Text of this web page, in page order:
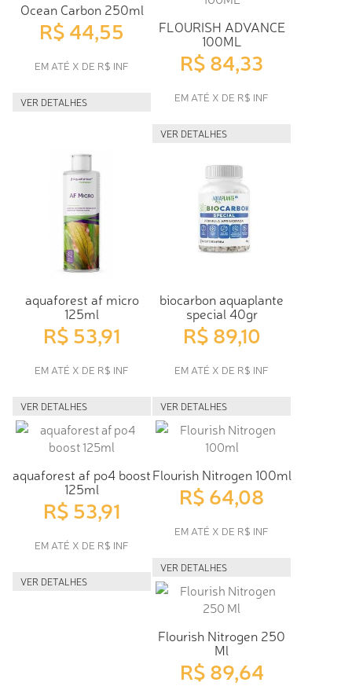
Ocean Carbon 250ml
R$ 44,55
EM ATÉ X DE R$ INF
VER DETALHES
FLOURISH ADVANCE
100ML
R$ 84,33
EM ATÉ X DE R$ INF
VER DETALHES
aquaforest af micro
125ml
R$ 53,91
EM ATÉ X DE R$ INF
VER DETALHES
biocarbon aquaplante
special 40gr
R$ 89,10
EM ATÉ X DE R$ INF
VER DETALHES
aquaforest af po4 boost
125ml
R$ 53,91
EM ATÉ X DE R$ INF
VER DETALHES
Flourish Nitrogen 100ml
R$ 64,08
EM ATÉ X DE R$ INF
VER DETALHES
Flourish Nitrogen 250
Ml
R$ 89,64